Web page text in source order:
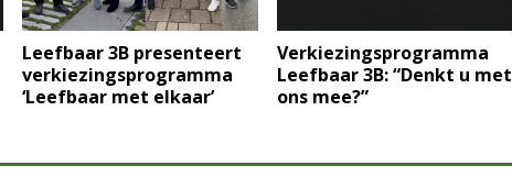
Leefbaar 3B presenteert
verkiezingsprogramma
‘Leefbaar met elkaar’
Verkiezingsprogramma
Leefbaar 3B: “Denkt u met
ons mee?”